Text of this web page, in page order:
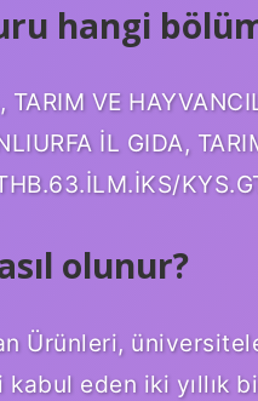
hangi
TARIM VE
İL GIDA,
olunur?
Ürünleri,
eden iki yıllık